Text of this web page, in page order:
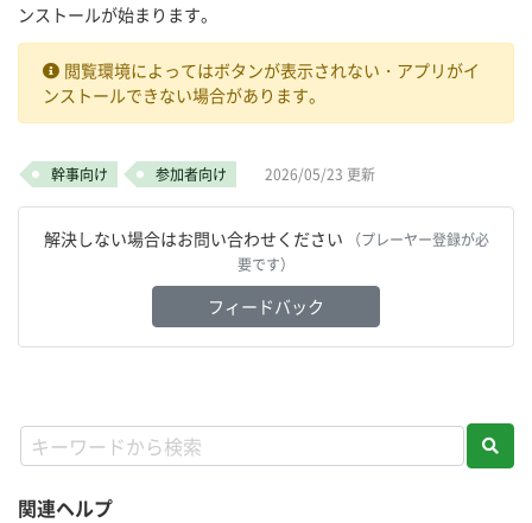
ンストールが始まります。
閲覧環境によってはボタンが表示されない・アプリがイ
ンストールできない場合があります。
幹事向け 参加者向け 2026/05/23 更新
解決しない場合はお問い合わせください
（プレーヤー登録が必
要です）
フィードバック
関連ヘルプ